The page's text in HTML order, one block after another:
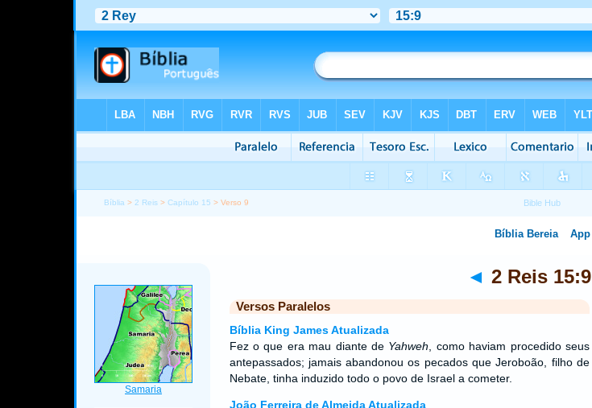
Bíblia > 2 Reis >Capítulo 15 > Verso 9
◄ 2 Reis 15:9
Versos Paralelos
Bíblia King James Atualizada
Fez o que era mau diante de Yahweh , como haviam procedido seus
antepassados; jamais abandonou os pecados que Jeroboão, filho de
Nebate, tinha induzido todo o povo de Israel a cometer.
João Ferreira de Almeida Atualizada